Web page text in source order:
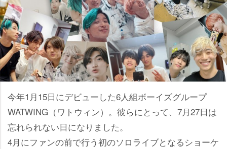
今年1月15日にデビューした6人組ボーイズグループ
WATWING（ワトウィン）。彼らにとって、7月27日は
忘れられない日になりました。
4月にファンの前で行う初のソロライブとなるショーケ